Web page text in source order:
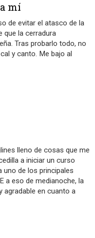
mí
de evitar el atasco de la
que la cerradura
Tras probarlo todo, no
y canto. Me bajo al
lleno de cosas que me
a iniciar un curso
de los principales
a eso de medianoche, la
agradable en cuanto a